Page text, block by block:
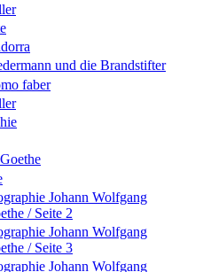
und die Brandstifter
faber
Johann Wolfgang
/ Seite 2
Johann Wolfgang
/ Seite 3
Johann Wolfgang